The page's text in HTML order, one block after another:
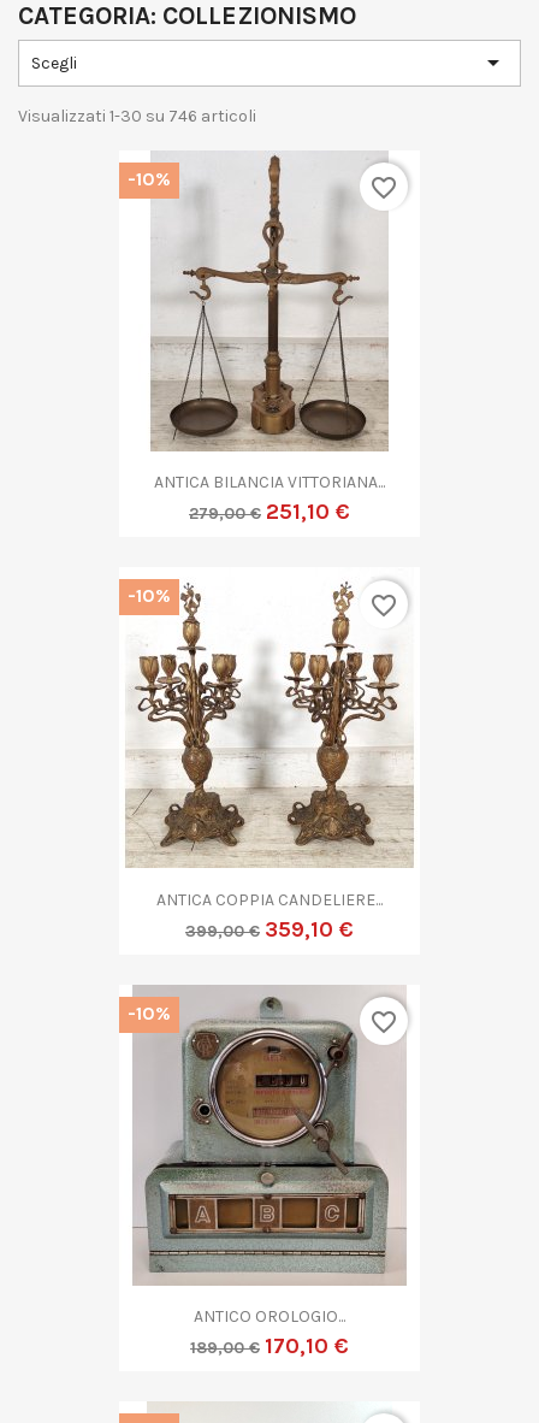
CATEGORIA: COLLEZIONISMO
Scegli 
Visualizzati 1-30 su 746 articoli
ANTICA BILANCIA VITTORIANA...
279,00 € 251,10 €
-10% favorite_border
ANTICA COPPIA CANDELIERE...
399,00 € 359,10 €
-10% favorite_border
ANTICO OROLOGIO...
189,00 € 170,10 €
-10% favorite_border